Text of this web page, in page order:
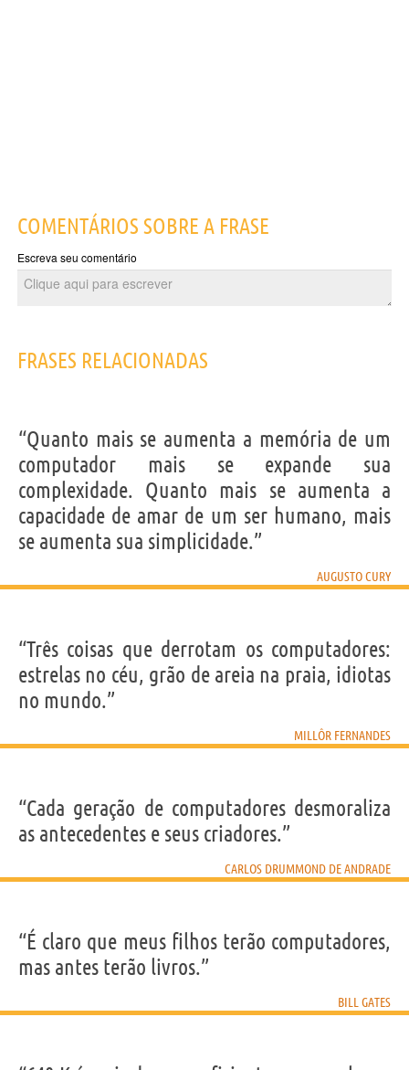
COMENTÁRIOS SOBRE A FRASE
Escreva seu comentário
FRASES RELACIONADAS
“Quanto mais se aumenta a memória de um
computador mais se expande sua
complexidade. Quanto mais se aumenta a
capacidade de amar de um ser humano, mais
se aumenta sua simplicidade.”
AUGUSTO CURY
“Três coisas que derrotam os computadores:
estrelas no céu, grão de areia na praia, idiotas
no mundo.”
MILLÔR FERNANDES
“Cada geração de computadores desmoraliza
as antecedentes e seus criadores.”
CARLOS DRUMMOND DE ANDRADE
“É claro que meus filhos terão computadores,
mas antes terão livros.”
BILL GATES